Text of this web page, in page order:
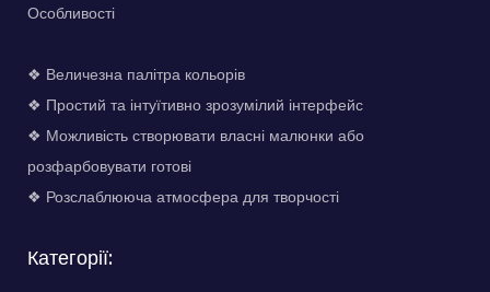
Особливості
❖ Величезна палітра кольорів
❖ Простий та інтуїтивно зрозумілий інтерфейс
❖ Можливість створювати власні малюнки або
розфарбовувати готові
❖ Розслаблююча атмосфера для творчості
Категорії: